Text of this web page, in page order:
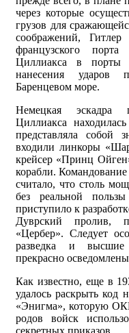
через которые
грузов для
соображений,
французского
Циллиакса в порты
нанесения ударов
Баренцевом море.
Немецкая эскадра
Циллиакса
представляла собой
входили линкоры
крейсер «Принц
корабли.
считало, что столь
без реальной
приступило к
Дуврский пролив,
«Цербер». Следует
разведка и
прекрасно
Как известно, еще в
удалось раскрыть
«Энигма», которую
родов войск
секретных приказов.